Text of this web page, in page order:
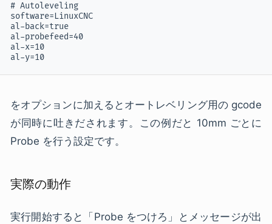
# Autoleveling
software=LinuxCNC
al-back=true
al-probefeed=40
al-x=10
al-y=10
をオプションに加えるとオートレベリング用の gcode
が同時に吐きだされます。この例だと 10mm ごとに
Probe を行う設定です。
実際の動作
実行開始すると「Probe をつけろ」とメッセージが出